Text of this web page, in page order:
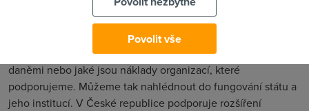
jako se surovinou, vytváří nad nimi aplikace, které generují
přidanou hodnotu a zisk.
Zveřejněná data také umožňují kontrolu, jak se hospodaří s
daněmi nebo jaké jsou náklady organizací, které
podporujeme. Můžeme tak nahlédnout do fungování státu a
jeho institucí. V České republice podporuje rozšíření
Povolit vše